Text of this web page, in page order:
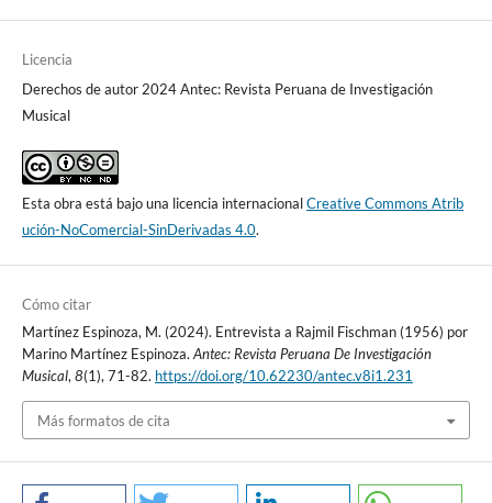
Licencia
Derechos de autor 2024 Antec: Revista Peruana de Investigación
Musical
Esta obra está bajo una licencia internacionalCreative Commons Atrib
ución-NoComercial-SinDerivadas 4.0.
Cómo citar
Martínez Espinoza, M. (2024). Entrevista a Rajmil Fischman (1956) por
Marino Martínez Espinoza.Antec: Revista Peruana De Investigación
Musical,8(1), 71-82. https://doi.org/10.62230/antec.v8i1.231
Más formatos de cita